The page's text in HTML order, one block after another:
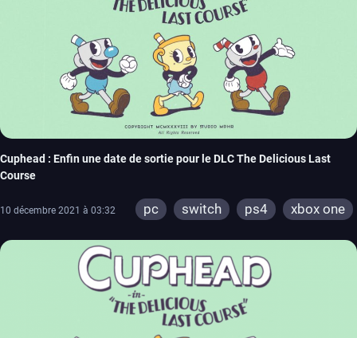
Cuphead : Enfin une date de sortie pour le DLC The Delicious Last
Course
10 décembre 2021 à 03:32 pc switch ps4 xbox one